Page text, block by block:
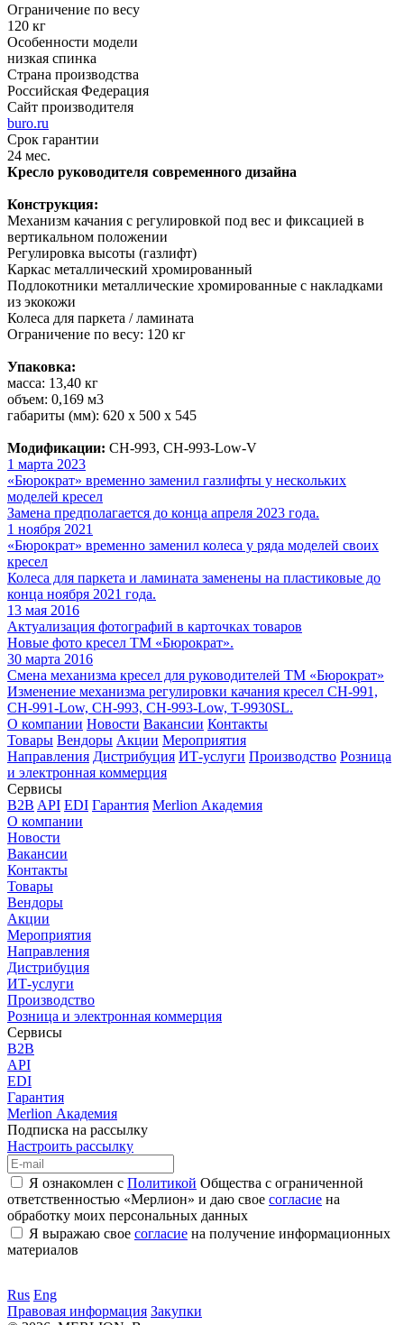
Ограничение по весу
120 кг
Особенности модели
низкая спинка
Страна производства
Российская Федерация
Сайт производителя
buro.ru
Срок гарантии
24 мес.
Кресло руководителя современного дизайна
Конструкция:
Механизм качания с регулировкой под вес и фиксацией в
вертикальном положении
Регулировка высоты (газлифт)
Каркас металлический хромированный
Подлокотники металлические хромированные с накладками
из экокожи
Колеса для паркета / ламината
Ограничение по весу: 120 кг
Упаковка:
масса: 13,40 кг
объем: 0,169 м3
габариты (мм): 620 х 500 х 545
Модификации: CH-993, CH-993-Low-V
1 марта 2023
«Бюрократ» временно заменил газлифты у нескольких
моделей кресел
Замена предполагается до конца апреля 2023 года.
1 ноября 2021
«Бюрократ» временно заменил колеса у ряда моделей своих
кресел
Колеса для паркета и ламината заменены на пластиковые до
конца ноября 2021 года.
13 мая 2016
Актуализация фотографий в карточках товаров
Новые фото кресел ТМ «Бюрократ».
30 марта 2016
Смена механизма кресел для руководителей ТМ «Бюрократ»
Изменение механизма регулировки качания кресел CH-991,
CH-991-Low, CH-993, CH-993-Low, T-9930SL.
О компании Новости Вакансии Контакты
Товары Вендоры Акции Мероприятия
Направления Дистрибуция ИТ-услуги Производство Розница
и электронная коммерция
Сервисы
B2B API EDI Гарантия Merlion Академия
О компании
Новости
Вакансии
Контакты
Товары
Вендоры
Акции
Мероприятия
Направления
Дистрибуция
ИТ-услуги
Производство
Розница и электронная коммерция
Сервисы
B2B
API
EDI
Гарантия
Merlion Академия
Подписка на рассылку
Настроить рассылку
Я ознакомлен с Политикой Общества с ограниченной
ответственностью «Мерлион» и даю свое согласие на
обработку моих персональных данных
Я выражаю свое согласие на получение информационных
материалов
Rus Eng
Правовая информация Закупки